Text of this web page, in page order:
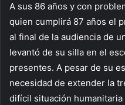
A sus 86 años y con
quien cumplirá 87 años el
al final de la audiencia de
levantó de su silla en el
presentes. A pesar de su
necesidad de extender la
difícil situación humanitaria